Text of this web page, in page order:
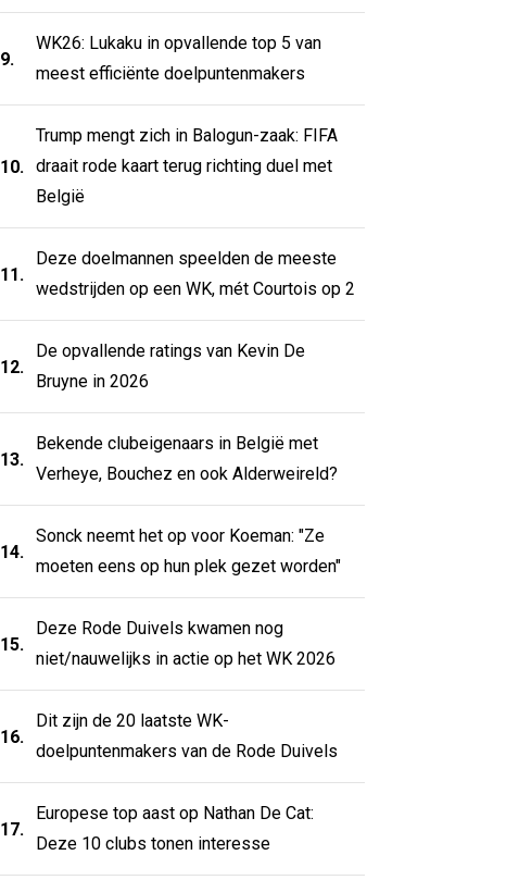
9.
WK26: Lukaku in opvallende top 5 van
meest efficiënte doelpuntenmakers
10.
Trump mengt zich in Balogun-zaak: FIFA
draait rode kaart terug richting duel met
België
11.
Deze doelmannen speelden de meeste
wedstrijden op een WK, mét Courtois op 2
12.
De opvallende ratings van Kevin De
Bruyne in 2026
13.
Bekende clubeigenaars in België met
Verheye, Bouchez en ook Alderweireld?
14.
Sonck neemt het op voor Koeman: "Ze
moeten eens op hun plek gezet worden"
15.
Deze Rode Duivels kwamen nog
niet/nauwelijks in actie op het WK 2026
16.
Dit zijn de 20 laatste WK-
doelpuntenmakers van de Rode Duivels
17.
Europese top aast op Nathan De Cat:
Deze 10 clubs tonen interesse